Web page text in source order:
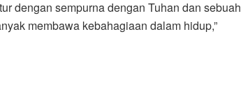
dengan sempurna dengan Tuhan dan sebuah
membawa kebahagiaan dalam hidup,”